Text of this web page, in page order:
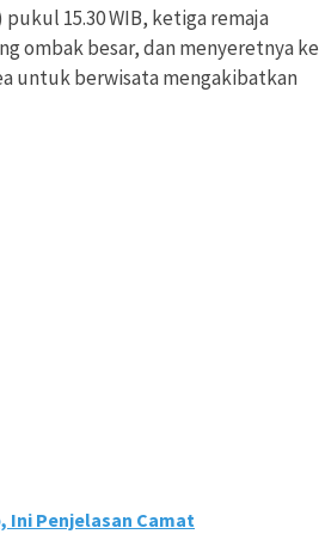
15.30 WIB, ketiga remaja
ombak besar, dan menyeretnya ke
untuk berwisata mengakibatkan
Ini Penjelasan Camat